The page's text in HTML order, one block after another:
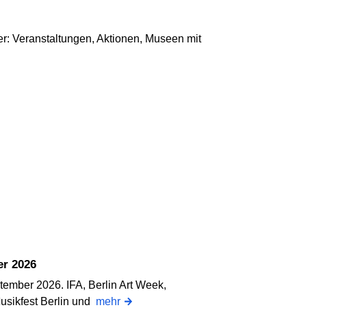
Veranstaltungen, Aktionen, Museen mit
2026
2026. IFA, Berlin Art Week,
Berlin und mehr